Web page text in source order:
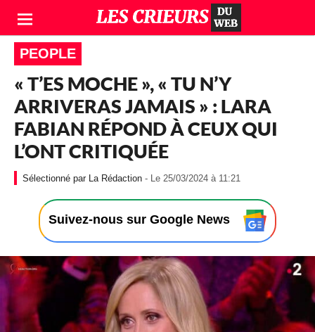
PEOPLE
« T’ES MOCHE », « TU N’Y
ARRIVERAS JAMAIS » : LARA
FABIAN RÉPOND À CEUX QUI
L’ONT CRITIQUÉE
La Rédaction - Le 25/03/2024 à 11:21
2
/
0
3
/
2
0
Suivez-nous sur Google News